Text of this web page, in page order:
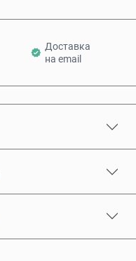
Доставка
на email